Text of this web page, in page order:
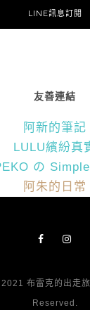
LINE訊息訂閱
友善連結
阿新的筆記
LULU繽紛真
の
阿朱的日常
布雷克的出走
Reserved.